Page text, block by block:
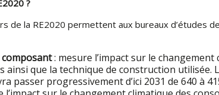
?
de la RE2020 permettent aux bureaux d’études
: mesure l’impact sur le
ainsi que la technique de construction utilisée.
passer progressivement d’ici 2031 de 640 à